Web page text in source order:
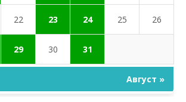
22 23 24 25 26
29 30 31
Август »